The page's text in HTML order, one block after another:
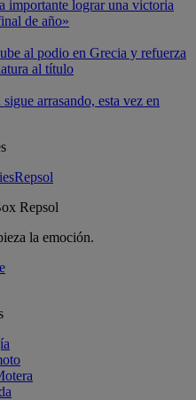
importante lograr una victoria
de año»
al podio en Grecia y refuerza
al título
arrasando, esta vez en
Repsol
la emoción.